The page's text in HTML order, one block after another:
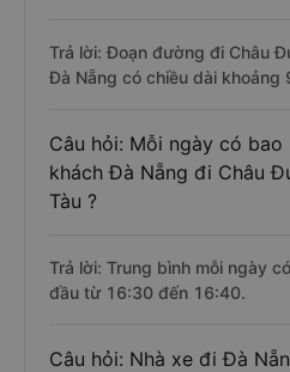
Trả lời: Đoạn đường đi Châu
Đà Nẵng có chiều dài khoảng
Câu hỏi: Mỗi ngày có bao
khách Đà Nẵng đi Châu
Tàu ?
Trả lời: Trung bình mỗi ngày
đầu từ 16:30 đến 16:40.
Câu hỏi: Nhà xe đi Đà